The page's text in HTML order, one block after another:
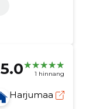
5.0 1 hinnang
Harjumaa